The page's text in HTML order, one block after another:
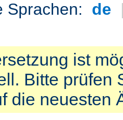
Sprachen: de
ist
Bitte prüfen
die neuesten